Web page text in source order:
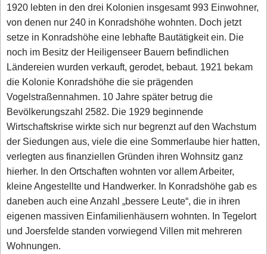
1920 lebten in den drei Kolonien insgesamt 993 Einwohner,
von denen nur 240 in Konradshöhe wohnten. Doch jetzt
setze in Konradshöhe eine lebhafte Bautätigkeit ein. Die
noch im Besitz der Heiligenseer Bauern befindlichen
Ländereien wurden verkauft, gerodet, bebaut. 1921 bekam
die Kolonie Konradshöhe die sie prägenden
Vogelstraßennahmen. 10 Jahre später betrug die
Bevölkerungszahl 2582. Die 1929 beginnende
Wirtschaftskrise wirkte sich nur begrenzt auf den Wachstum
der Siedungen aus, viele die eine Sommerlaube hier hatten,
verlegten aus finanziellen Gründen ihren Wohnsitz ganz
hierher. In den Ortschaften wohnten vor allem Arbeiter,
kleine Angestellte und Handwerker. In Konradshöhe gab es
daneben auch eine Anzahl „bessere Leute“, die in ihren
eigenen massiven Einfamilienhäusern wohnten. In Tegelort
und Joersfelde standen vorwiegend Villen mit mehreren
Wohnungen.